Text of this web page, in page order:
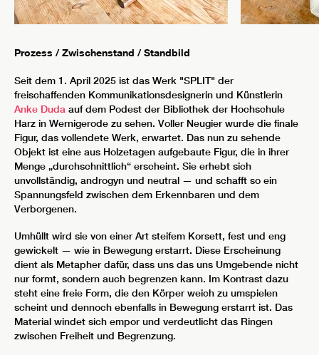
Prozess / Zwischenstand / Standbild
Seit dem 1. April 2025 ist das Werk "SPLIT" der
freischaffenden Kommunikationsdesignerin und Künstlerin
Anke Duda auf dem Podest der Bibliothek der Hochschule
Harz in Wernigerode zu sehen. Voller Neugier wurde die finale
Figur, das vollendete Werk, erwartet. Das nun zu sehende
Objekt ist eine aus Holzetagen aufgebaute Figur, die in ihrer
Menge „durchschnittlich“ erscheint. Sie erhebt sich
unvollständig, androgyn und neutral — und schafft so ein
Spannungsfeld zwischen dem Erkennbaren und dem
Verborgenen.
Umhüllt wird sie von einer Art steifem Korsett, fest und eng
gewickelt — wie in Bewegung erstarrt. Diese Erscheinung
dient als Metapher dafür, dass uns das uns Umgebende nicht
nur formt, sondern auch begrenzen kann. Im Kontrast dazu
steht eine freie Form, die den Körper weich zu umspielen
scheint und dennoch ebenfalls in Bewegung erstarrt ist. Das
Material windet sich empor und verdeutlicht das Ringen
zwischen Freiheit und Begrenzung.